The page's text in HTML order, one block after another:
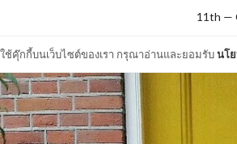
ใช้คุ๊กกี้บนเว็บไซต์ของเรา กรุณาอ่านและยอมรับนโ
11th —